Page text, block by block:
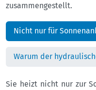
zusammengestellt.
Nicht nur für
Warum der
Sie heizt nicht nur zur